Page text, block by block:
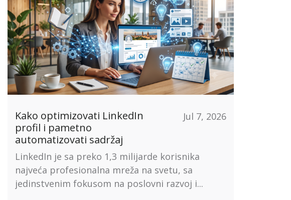
Kako optimizovati LinkedIn
profil i pametno
automatizovati sadržaj
Jul 7, 2026
LinkedIn je sa preko 1,3 milijarde korisnika
najveća profesionalna mreža na svetu, sa
jedinstvenim fokusom na poslovni razvoj i...